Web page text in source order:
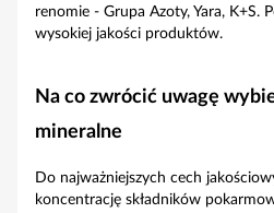
renomie - Grupa Azoty, Yara, K+S.
wysokiej jakości produktów.
Na co zwrócić uwagę
mineralne
Do najważniejszych cech
koncentrację składników